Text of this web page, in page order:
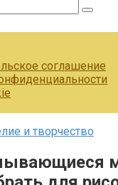
соглашение
и творчество